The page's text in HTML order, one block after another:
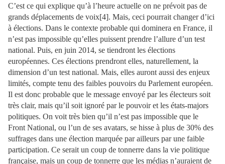
C’est ce qui explique qu’à l’heure actuelle on ne prévoit pas de
grands déplacements de voix[4]. Mais, ceci pourrait changer d’ici
à élections. Dans le contexte probable qui dominera en France, il
n’est pas impossible qu’elles puissent prendre l’allure d’un test
national. Puis, en juin 2014, se tiendront les élections
européennes. Ces élections prendront elles, naturellement, la
dimension d’un test national. Mais, elles auront aussi des enjeux
limités, compte tenu des faibles pouvoirs du Parlement européen.
Il est donc probable que le message envoyé par les électeurs soit
très clair, mais qu’il soit ignoré par le pouvoir et les états-majors
politiques. On voit très bien qu’il n’est pas impossible que le
Front National, ou l’un de ses avatars, se hisse à plus de 30% des
suffrages dans une élection marquée par ailleurs par une faible
participation. Ce serait un coup de tonnerre dans la vie politique
française, mais un coup de tonnerre que les médias n’auraient de